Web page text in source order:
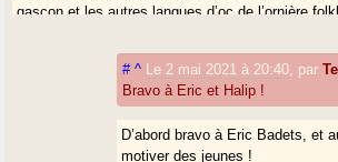
gascon et les autres langues d’oc de l’ornière
pas réussi à enrayer le déclin du gascon et,
lui reprocher, il serait bien malhonnête de lui en
totale responsabilité. Nul ne sait ce qu’aurait
l’oeuvre et jouaient contre nous. Le rouleau
# ^ Le 2 mai 2021 à 20:40 par
Bravo à Eric et Halip !
D’abord bravo à Eric Badets, et
motiver des jeunes !